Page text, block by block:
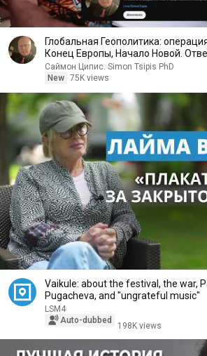
Глобальная Геополитика:
Конец Европы, Начало Новой.
Нетаниягу?
Саймон Ципис. Simon Tsipis PhD
New 75K views
Vaikule: about the festival, the war,
Pugacheva, and "ungrateful music"
LSM4
Auto-dubbed
198K views